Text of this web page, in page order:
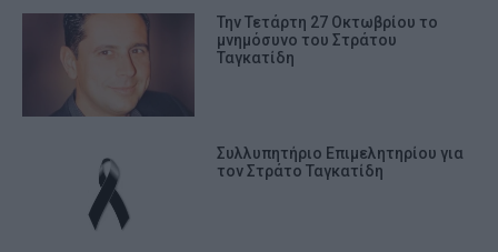
Την Τετάρτη 27 Οκτωβρίου το
μνημόσυνο του Στράτου
Ταγκατίδη
Συλλυπητήριο Επιμελητηρίου για
τον Στράτο Ταγκατίδη